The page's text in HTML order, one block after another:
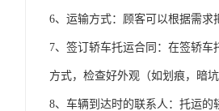
6、运输方式：顾客可以根据需求
7、签订轿车托运合同：在签轿
方式，检查好外观（如划痕，暗
8、车辆到达时的联系人：托运的